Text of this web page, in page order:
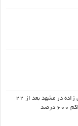
تعیین تکلیف طرح باغ موسوم به عامل زاده در مشهد بعد از ۲۲